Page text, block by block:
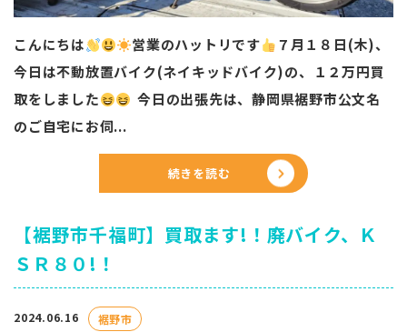
こんにちは 営業のハットリです ️７月１８日(木)、
今日は不動放置バイク(ネイキッドバイク)の、１２万円買
取をしました
今日の出張先は、静岡県裾野市公文名
のご自宅にお伺...
続きを読む
【裾野市千福町】買取ます!！廃バイク、Ｋ
ＳＲ８０!！
2024.06.16 裾野市